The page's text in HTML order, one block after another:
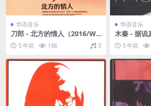
华语音乐
刀郎 - 北方的情人（2016/WA
V/分轨/1.29G）
5 年前 166 3
华语音乐
木秦 - 据说
9.3M）
5 年前